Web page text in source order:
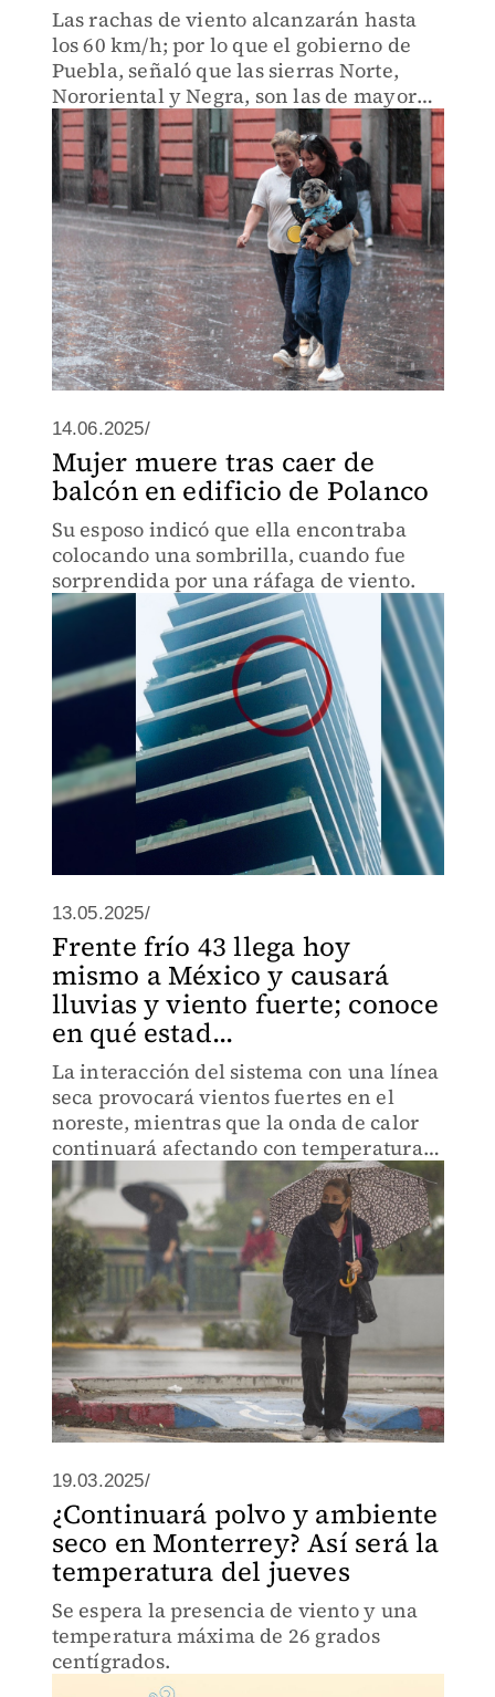
Las rachas de viento alcanzarán hasta
los 60 km/h; por lo que el gobierno de
Puebla, señaló que las sierras Norte,
Nororiental y Negra, son las de mayor
riesgo.
14.06.2025/
Mujer muere tras caer de
balcón en edificio de Polanco
Su esposo indicó que ella encontraba
colocando una sombrilla, cuando fue
sorprendida por una ráfaga de viento.
13.05.2025/
Frente frío 43 llega hoy
mismo a México y causará
lluvias y viento fuerte; conoce
en qué estad...
La interacción del sistema con una línea
seca provocará vientos fuertes en el
noreste, mientras que la onda de calor
continuará afectando con temperaturas
superiores a los 45 °C en al menos 25
entidades.
19.03.2025/
¿Continuará polvo y ambiente
seco en Monterrey? Así será la
temperatura del jueves
Se espera la presencia de viento y una
temperatura máxima de 26 grados
centígrados.